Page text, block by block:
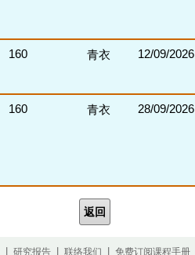
160 青衣 12/09/2026
160 青衣 28/09/2026
返回
研究报告 联络我们 免费订阅课程手册